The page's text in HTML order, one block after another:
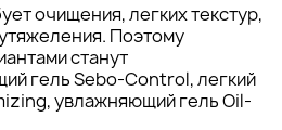
очищения, легких текстур,
Поэтому
станут
гель Sebo-Control, легкий
увлажняющий гель Oil-